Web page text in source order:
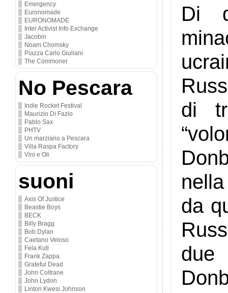
Emergency
Euronomade
EURONOMADE
Inter Activist Info Exchange
Jacobin
Noam Chomsky
Piazza Carlo Giuliani
The Commoner
No Pescara
Indie Rocket Festival
Maurizio Di Fazio
Pablo Sax
PHTV
Un marziano a Pescara
Villa Raspa Factory
Vini e Oli
suoni
Axis Of Justice
Beastie Boys
BECK
Billy Bragg
Bob Dylan
Caetano Veloso
Fela Kuti
Frank Zappa
Grateful Dead
John Coltrane
John Lydon
Linton Kwesi Johnson
Di
di
da
due